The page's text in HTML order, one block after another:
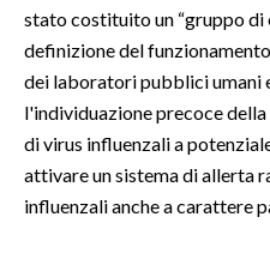
stato costituito un “gruppo di
definizione del
dei laboratori pubblici umani
l'individuazione precoce
di virus influenzali a
attivare un sistema di allerta
influenzali anche a carattere